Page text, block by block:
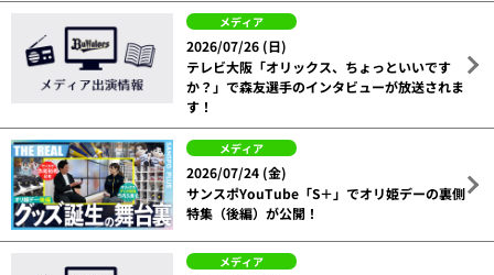
メディア
2026/07/26 (日)
テレビ大阪「オリックス、ちょっといいです
か？」で森友選手のインタビューが放送されま
す！
メディア
2026/07/24 (金)
サンスポYouTube「S＋」でオリ姫デーの裏側
特集（後編）が公開！
メディア